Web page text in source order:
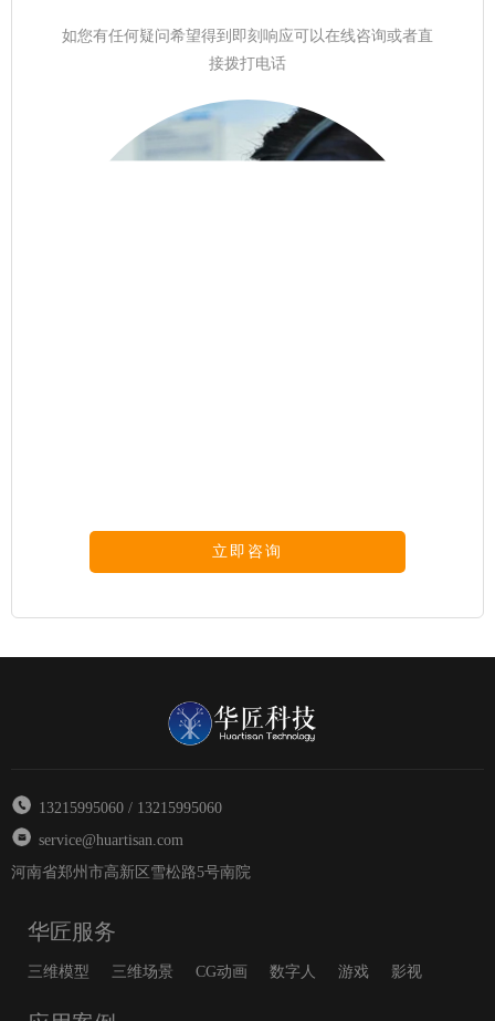
如您有任何疑问希望得到即刻响应可以在线咨询或者直
接拨打电话
立即咨询
13215995060 / 13215995060
service@huartisan.com
河南省郑州市高新区雪松路5号南院
华匠服务
三维模型 三维场景 CG动画 数字人 游戏 影视